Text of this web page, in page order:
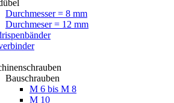
Durchmesser = 8 mm
Durchmeser = 12 mm
Bauschrauben
M 6 bis M 8
M 10